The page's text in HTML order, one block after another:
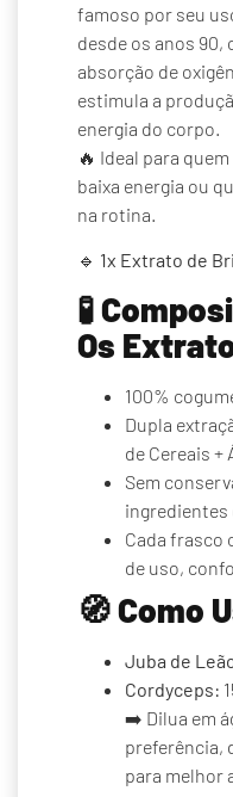
famoso por seu
desde os anos 90,
absorção de
estimula a
energia do corpo.
🔥 Ideal para
baixa energia ou
na rotina.
🔹 1x Extrato de
🧪
Os
100%
Dupla
de Cereais +
Sem
Cada frasco
de uso,
🧭Como
Juba de
Cordyceps:
➡️ Dilua em
preferência,
para melhor